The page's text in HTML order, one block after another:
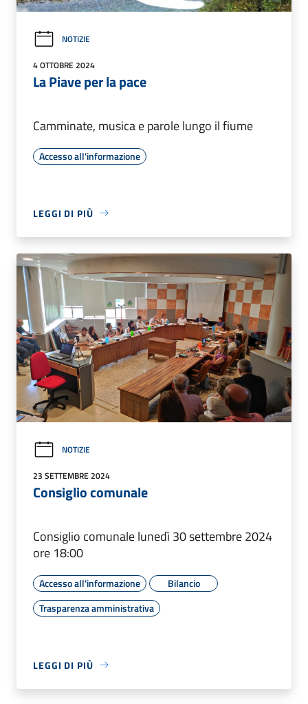
NOTIZIE
4 OTTOBRE 2024
La Piave per la pace
Camminate, musica e parole lungo il fiume
Accesso all'informazione
LEGGI DI PIÙ
NOTIZIE
23 SETTEMBRE 2024
Consiglio comunale
Consiglio comunale lunedì 30 settembre 2024
ore 18:00
Accesso all'informazione
Bilancio
Trasparenza amministrativa
LEGGI DI PIÙ